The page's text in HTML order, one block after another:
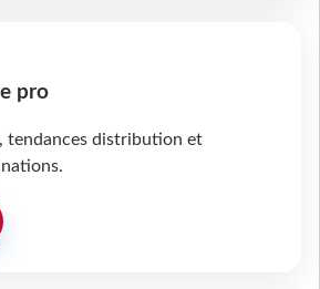
pro
tendances distribution et